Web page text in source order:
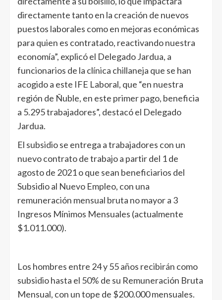
directamente tanto en la creación de nuevos
puestos laborales como en mejoras económicas
para quien es contratado, reactivando nuestra
economía”, explicó el Delegado Jardua, a
funcionarios de la clínica chillaneja que se han
acogido a este IFE Laboral, que “en nuestra
región de Ñuble, en este primer pago, beneficia
a 5.295 trabajadores”, destacó el Delegado
Jardua.
El subsidio se entrega a trabajadores con un
nuevo contrato de trabajo a partir del 1 de
agosto de 2021 o que sean beneficiarios del
Subsidio al Nuevo Empleo, con una
remuneración mensual bruta no mayor a 3
Ingresos Mínimos Mensuales (actualmente
$1.011.000).
Los hombres entre 24 y 55 años recibirán como
subsidio hasta el 50% de su Remuneración Bruta
Mensual, con un tope de $200.000 mensuales.